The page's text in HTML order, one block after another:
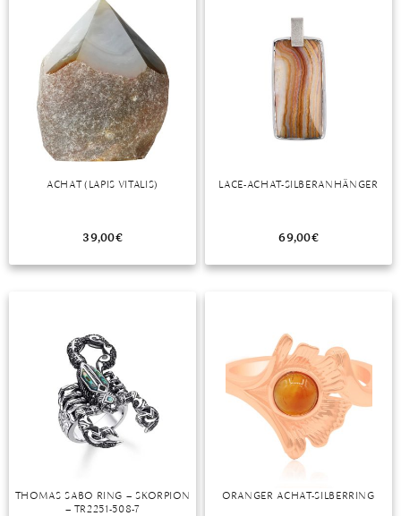
ACHAT (LAPIS VITALIS)
39,00€
LACE-ACHAT-SILBERANHÄNGER
69,00€
THOMAS SABO RING – SKORPION
– TR2251-508-7
ORANGER ACHAT-SILBERRING